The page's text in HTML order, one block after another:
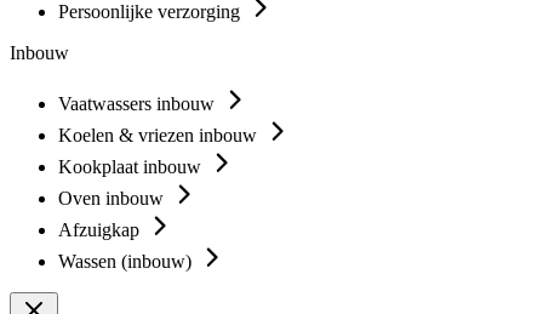
Persoonlijke verzorging
Inbouw
Vaatwassers inbouw
Koelen & vriezen inbouw
Kookplaat inbouw
Oven inbouw
Afzuigkap
Wassen (inbouw)